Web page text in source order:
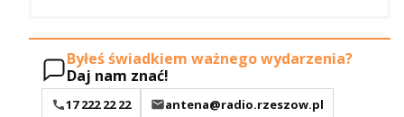
Byłeś świadkiem ważnego wydarzenia?
Daj nam znać!
17 222 22 22
antena@radio.rzeszow.pl